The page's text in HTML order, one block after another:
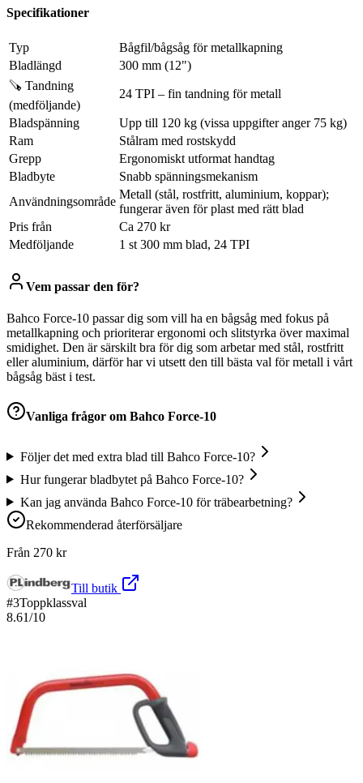
Specifikationer
Typ
Bågfil/bågsåg för metallkapning
Bladlängd
300 mm (12")
🪚 Tandning
(medföljande)
24 TPI – fin tandning för metall
Bladspänning
Upp till 120 kg (vissa uppgifter anger 75 kg)
Ram
Stålram med rostskydd
Grepp
Ergonomiskt utformat handtag
Bladbyte
Snabb spänningsmekanism
Användningsområde
Metall (stål, rostfritt, aluminium, koppar);
fungerar även för plast med rätt blad
Pris från
Ca 270 kr
Medföljande
1 st 300 mm blad, 24 TPI
Vem passar den för?
Bahco Force-10 passar dig som vill ha en bågsåg med fokus på
metallkapning och prioriterar ergonomi och slitstyrka över maximal
smidighet. Den är särskilt bra för dig som arbetar med stål, rostfritt
eller aluminium, därför har vi utsett den till bästa val för metall i vårt
bågsåg bäst i test.
Vanliga frågor om Bahco Force-10
Följer det med extra blad till Bahco Force-10?
Hur fungerar bladbytet på Bahco Force-10?
Kan jag använda Bahco Force-10 för träbearbetning?
Rekommenderad återförsäljare
Från 270 kr
Till butik
#3Toppklassval
8.61/10